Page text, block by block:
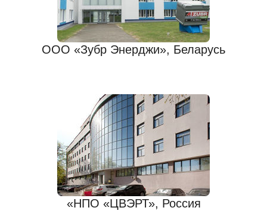
ООО «Зубр Энерджи», Беларусь
«НПО «ЦВЭРТ», Россия